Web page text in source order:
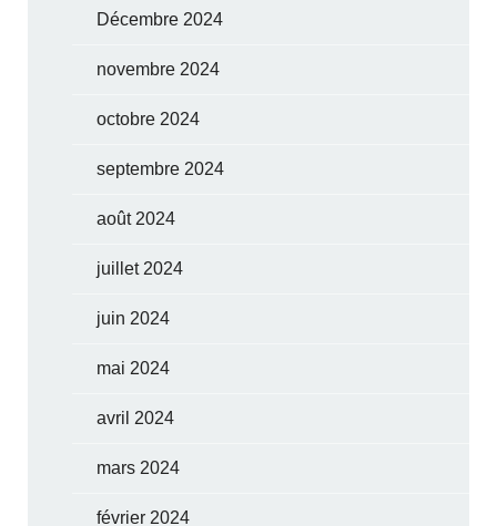
Décembre 2024
novembre 2024
octobre 2024
septembre 2024
août 2024
juillet 2024
juin 2024
mai 2024
avril 2024
mars 2024
février 2024